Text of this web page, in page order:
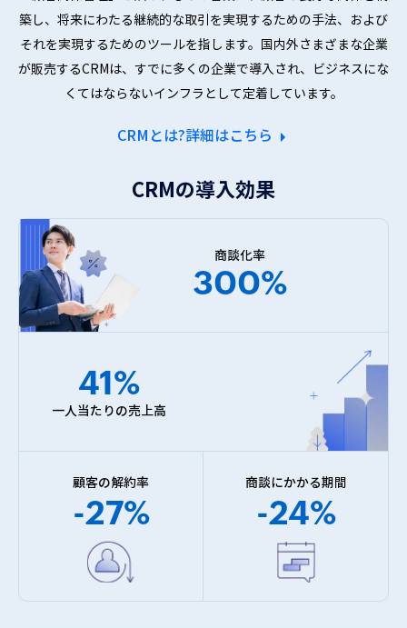
築し、 将来にわたる継続的な取引を実現するための手法、および
それを実現するためのツールを指します。国内外さまざまな企業
が販売するCRMは、すでに多くの企業で導入され、ビジネスにな
くてはならないインフラとして定着しています。
CRMとは?詳細はこちら
CRMの導入効果
商談化率
300%
41%
一人当たりの売上高
顧客の解約率
-27%
商談にかかる期間
-24%